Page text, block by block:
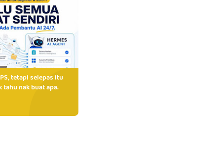
tetapi selepas itu
nak buat apa.